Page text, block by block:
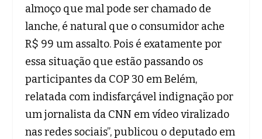
almoço que mal pode ser chamado de
lanche, é natural que o consumidor ache
R$ 99 um assalto. Pois é exatamente por
essa situação que estão passando os
participantes da COP 30 em Belém,
relatada com indisfarçável indignação por
um jornalista da CNN em vídeo viralizado
nas redes sociais”, publicou o deputado em